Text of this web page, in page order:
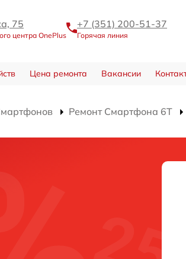
75
центра OnePlus
+7 (351) 200-51-37
Горячая линия
Цена ремонта Вакансии
Ремонт Смартфона 6T